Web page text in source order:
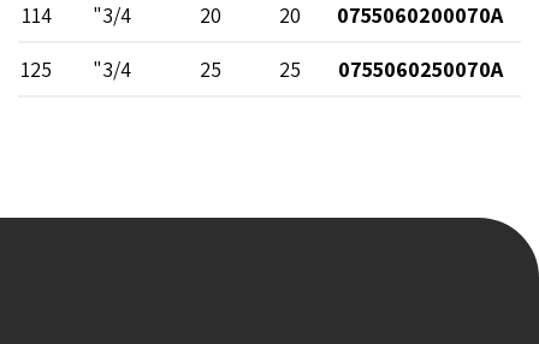
0755060200070A
20
20
3/4"
114
0755060250070A
25
25
3/4"
125